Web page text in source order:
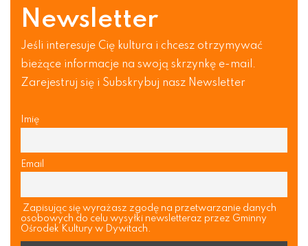
Newsletter
Jeśli interesuje Cię kultura i chcesz otrzymywać
bieżące informacje na swoją skrzynkę e-mail.
Zarejestruj się i Subskrybuj nasz Newsletter
Imię
Email
Zapisując się wyrażasz zgodę na przetwarzanie danych
osobowych do celu wysyłki newsletteraz przez Gminny
Ośrodek Kultury w Dywitach.